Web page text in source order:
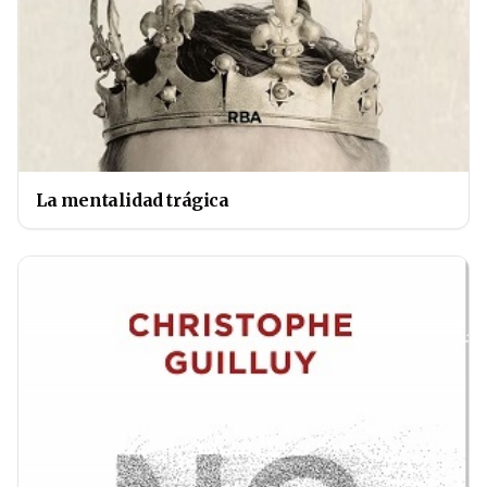
La mentalidad trágica